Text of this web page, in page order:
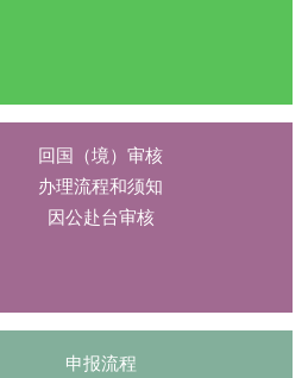
回国（境）审核
办理流程和须知
因公赴台审核
申报流程